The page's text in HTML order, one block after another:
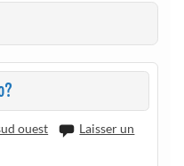
ouest
Laisser un